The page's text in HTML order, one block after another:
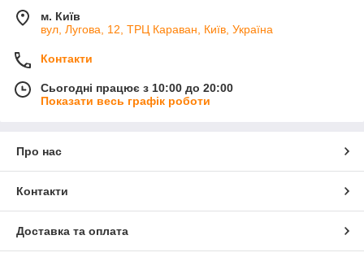
м. Київ
вул, Лугова, 12, ТРЦ Караван, Київ, Україна
Контакти
Сьогодні працює з 10:00 до 20:00
Показати весь графік роботи
Про нас
Контакти
Доставка та оплата